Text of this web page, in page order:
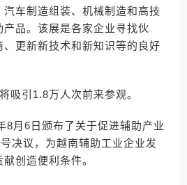
车制造组装、机械制造和高技
品。该展是各家企业寻找伙
更新新技术和新知识等的良好
吸引1.8万人次前来参观。
8月6日颁布了关于促进辅助产业
决议，为越南辅助工业企业发
创造便利条件。